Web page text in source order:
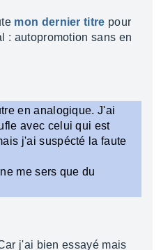
mon dernier titre pour
: autopromotion sans en
en analogique. J'ai
avec celui qui est
j'ai suspécté la faute
me sers que du
j'ai bien essayé mais